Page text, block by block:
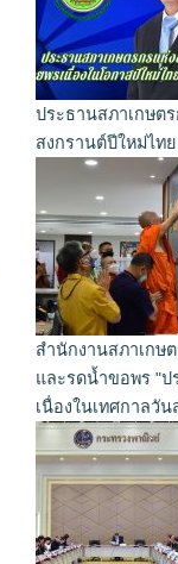
ประธานสภาเกษต
สงกรานต์ปีใหม่ไทย
สำนักงานสภาเกษ
และรดน้ำขอพร "ป
เนื่องในเทศกาลวั